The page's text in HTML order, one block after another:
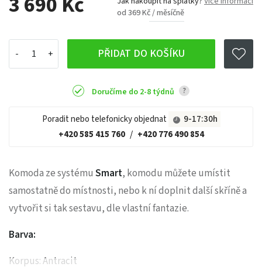
od 369 Kč / měsíčně
PŘIDAT DO KOŠÍKU
Doručíme do 2-8 týdnů ?
Poradit nebo telefonicky objednat
9-17:30h
+420 585 415 760 / +420 776 490 854
Komoda ze systému Smart, komodu můžete umístit
samostatně do místnosti, nebo k ní doplnit další skříně a
vytvořit si tak sestavu, dle vlastní fantazie.
Barva:
Korpus: Antracit